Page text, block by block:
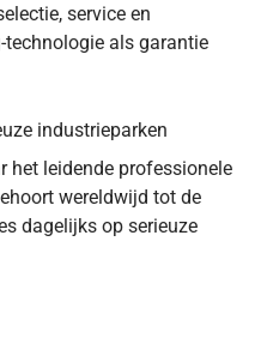
service en
als garantie
industrieparken
het leidende professionele
wereldwijd tot de
dagelijks op serieuze